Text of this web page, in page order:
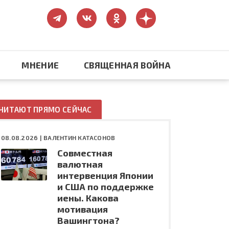
Конфликт на Украине
МНЕНИЕ СВЯЩЕННАЯ ВОЙНА
ПРЯМО СЕЙЧАС
08.08.2026 | ВАЛЕНТИН КАТАСОНОВ
Совместная
валютная
интервенция Японии
и США по поддержке
иены. Какова
мотивация
Вашингтона?